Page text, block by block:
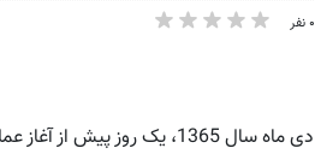
۰ نفر
همشهری آنلاین: تصویری که مشاهده می‌کنید، در هجدهمین روز از دی ماه سال 1365، یک روز